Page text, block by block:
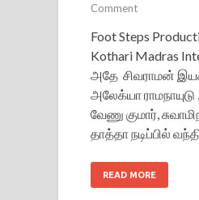
Comment
Foot Steps
Kothari Madras
அதே சிவராமன்
அலேக்யா
வேணு குமார்,
தாத்தா நடிப்பில்
READ MORE